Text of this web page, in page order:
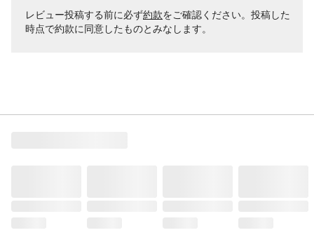
レビュー投稿する前に必ず約款をご確認ください。投稿した
時点で約款に同意したものとみなします。